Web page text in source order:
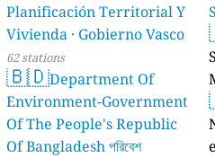
Planificación Territorial Y
Vivienda · Gobierno Vasco
62 stations
🇧🇩Department Of
Environment-Government
Of The People's Republic
Of Bangladesh পরিবেশ